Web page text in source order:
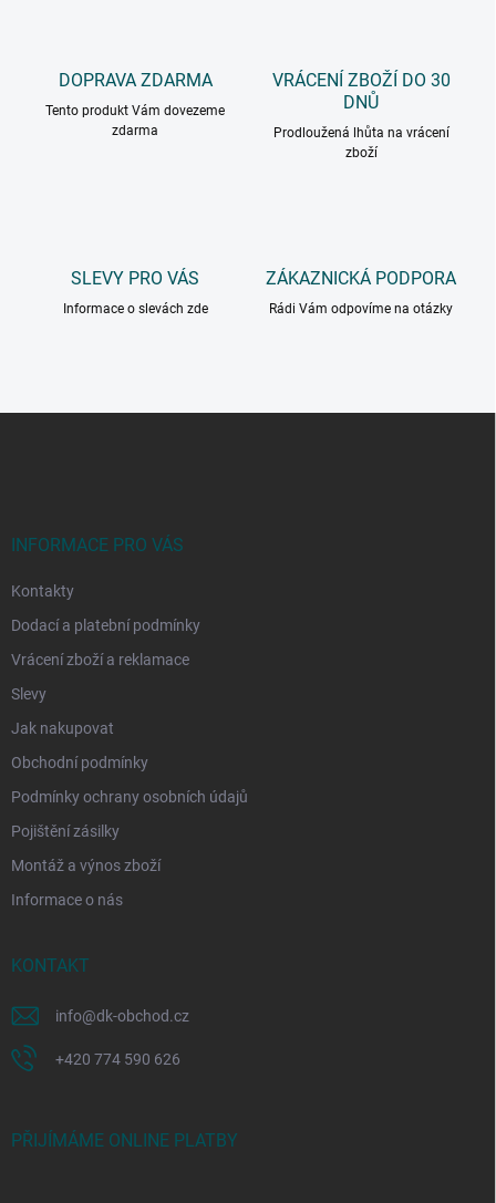
DOPRAVA ZDARMA
Tento produkt Vám dovezeme
zdarma
VRÁCENÍ ZBOŽÍ DO 30
DNŮ
Prodloužená lhůta na vrácení
zboží
SLEVY PRO VÁS
Informace o slevách zde
ZÁKAZNICKÁ PODPORA
Rádi Vám odpovíme na otázky
INFORMACE PRO VÁS
Kontakty
Dodací a platební podmínky
Vrácení zboží a reklamace
Slevy
Jak nakupovat
Obchodní podmínky
Podmínky ochrany osobních údajů
Pojištění zásilky
Montáž a výnos zboží
Informace o nás
KONTAKT
info@dk-obchod.cz
+420 774 590 626
PŘIJÍMÁME ONLINE PLATBY